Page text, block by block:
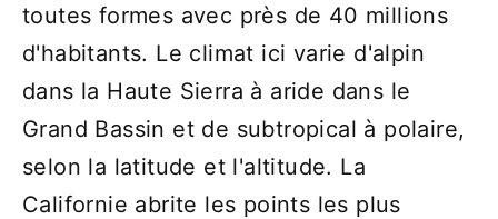
toutes formes avec près de 40 millions
d'habitants. Le climat ici varie d'alpin
dans la Haute Sierra à aride dans le
Grand Bassin et de subtropical à polaire,
selon la latitude et l'altitude. La
Californie abrite les points les plus